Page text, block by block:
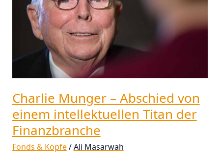
Charlie Munger – Abschied von
einem intellektuellen Titan der
Finanzbranche
Fonds & Köpfe/Ali Masarwah
einem
intellektuellen
Finanzbranche